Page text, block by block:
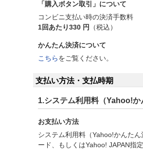
「購入ボタン取引」について
コンビニ支払い時の決済手数料
1回あたり330 円
（税込）
かんたん決済について
こちら をご覧ください。
支払い方法・支払時期
1.システム利用料（Yahoo!か
お支払い方法
システム利用料（Yahoo!かんた
ード、もしくはYahoo! JAPAN指